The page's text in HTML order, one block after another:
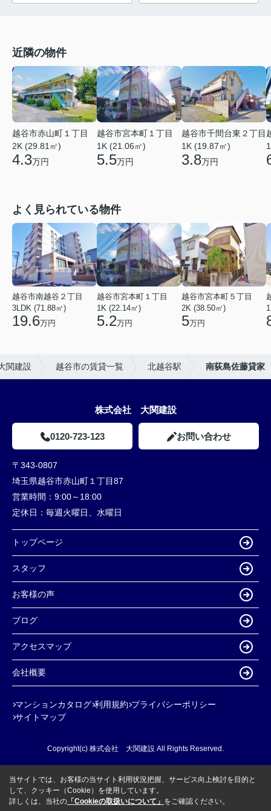
近隣の物件
越谷市赤山町１丁目
2K (29.81㎡)
4.3万円
越谷市宮本町１丁目
1K (21.06㎡)
5.5万円
越谷市千間台東２丁目
1K (19.87㎡)
3.8万円
よく見られている物件
越谷市南越谷２丁目
3LDK (71.88㎡)
19.6万円
越谷市宮本町１丁目
1K (22.14㎡)
5.2万円
越谷市宮本町５丁目
2K (38.50㎡)
5万円
関建設 越谷市の賃貸一覧 北越谷駅 南荻島佐藤貸家
株式会社 大関建設
0120-723-123 お問い合わせ
〒343-0807
埼玉県越谷市赤山町１丁目87
営業時間： 9:00～18:00
定休日： 毎週火曜日、水曜日
トップページ
スタッフ
お客様の声
ブログ
アクセスマップ
会社概要
マンションカタログ 利用規約 プライバシーポリシー
サイトマップ
Copyright(c) 株式会社 大関建設 All Rights Reserved.
当サイトでは、お客様の当サイト利用状況把握、サービス向上検討を目的と
して、クッキー（Cookie）を使用しています。
詳しくは、当社の 「Cookieの取扱いについて」 をご確認ください。